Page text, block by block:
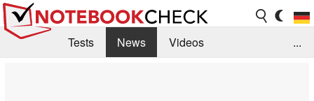
Tests News
Videos
...